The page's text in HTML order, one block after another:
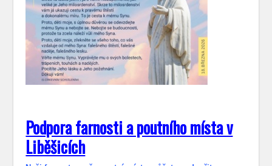
Podpora farnosti a poutního místa v
Liběšicích